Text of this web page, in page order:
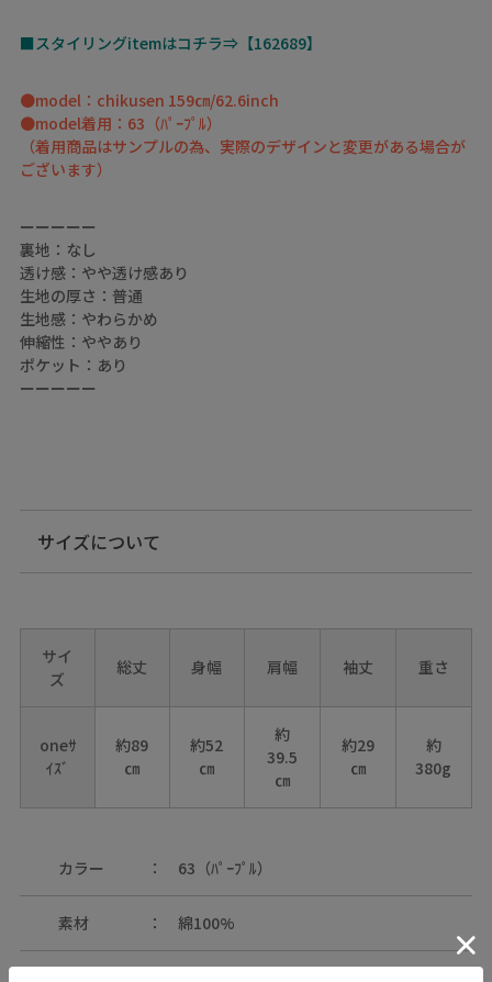
■スタイリングitemはコチラ⇒【162689】
●model：chikusen 159㎝/62.6inch
●model着用：63（ﾊﾟｰﾌﾟﾙ）
（着用商品はサンプルの為、実際のデザインと変更がある場合が
ございます）
ーーーーー
裏地：なし
透け感：やや透け感あり
生地の厚さ：普通
生地感：やわらかめ
伸縮性：ややあり
ポケット：あり
ーーーーー
サイズについて
サイ
ズ
総丈 身幅 肩幅 袖丈 重さ
oneｻ
ｲｽﾞ
約89
㎝
約52
㎝
約
39.5
㎝
約29
㎝
約
380g
カラー 63（ﾊﾟｰﾌﾟﾙ）
素材 綿100%